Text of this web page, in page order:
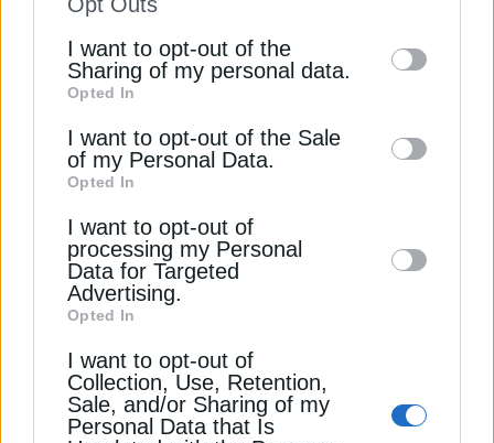
information by third parties on the IAB’s list
of downstream participants. This
information may also be disclosed by us to
third parties on theIAB’s List of
Downstream Participants
disclose it to other third parties.
I want to opt-out of the
Sharing of my personal data.
Opted In
I want to opt-out of the Sale
of my Personal Data.
Opted In
I want to opt-out of
processing my Personal
Data for Targeted
Advertising.
Opted In
I want to opt-out of
Collection, Use, Retention,
Sale, and/or Sharing of my
Personal Data that Is
πυρηνικό story της Ρουμανίας
Ρεύμα: Αβεβαιότητα για τα πράσινα τιμολόγια του
Ιουλίου
ΙΣΡΑΗΛ
ΔΕΊΤΕ ΕΠΊΣΗΣ